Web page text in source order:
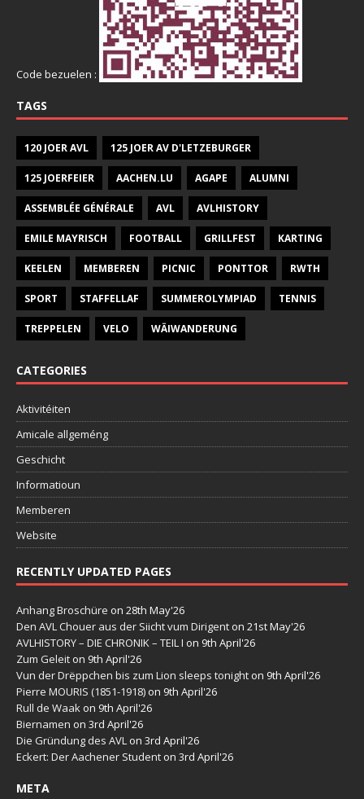
Code bezuelen :
TAGS
120 JOER AVL 125 JOER AV D'LETZEBURGER
125 JOERFEIER AACHEN.LU AGAPE ALUMNI
ASSEMBLÉE GÉNÉRALE AVL AVLHISTORY
EMILE MAYRISCH FOOTBALL GRILLFEST KARTING
KEELEN MEMBEREN PICNIC PONTTOR RWTH
SPORT STAFFELLAF SUMMEROLYMPIAD TENNIS
TREPPELEN VELO WÄIWANDERUNG
CATEGORIES
Aktivitéiten
Amicale allgeméng
Geschicht
Informatioun
Memberen
Website
RECENTLY UPDATED PAGES
Anhang Broschüre on 28th May'26
Den AVL Chouer aus der Siicht vum Dirigent on 21st May'26
AVLHISTORY – DIE CHRONIK – TEIL I on 9th April'26
Zum Geleit on 9th April'26
Vun der Drëppchen bis zum Lion sleeps tonight on 9th April'26
Pierre MOURIS (1851-1918) on 9th April'26
Rull de Waak on 9th April'26
Biernamen on 3rd April'26
Die Gründung des AVL on 3rd April'26
Eckert: Der Aachener Student on 3rd April'26
META